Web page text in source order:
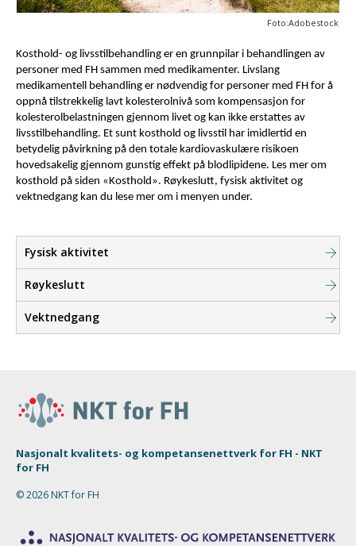
Foto:Adobestock
Kosthold- og livsstilbehandling er en grunnpilar i behandlingen av
personer med FH sammen med medikamenter. Livslang
medikamentell behandling er nødvendig for personer med FH for å
oppnå tilstrekkelig lavt kolesterolnivå som kompensasjon for
kolesterolbelastningen gjennom livet og kan ikke erstattes av
livsstilbehandling. Et sunt kosthold og livsstil har imidlertid en
betydelig påvirkning på den totale kardiovaskulære risikoen
hovedsakelig gjennom gunstig effekt på blodlipidene. Les mer om
kosthold på siden «Kosthold». Røykeslutt, fysisk aktivitet og
vektnedgang kan du lese mer om i menyen under.
Fysisk aktivitet
Røykeslutt
Vektnedgang
Nasjonalt kvalitets- og kompetansenettverk for FH - NKT
for FH
© 2026 NKT for FH